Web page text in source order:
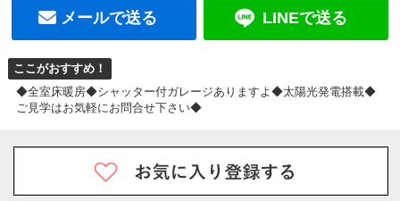
メールで送る LINEで送る
ここがおすすめ！
◆全室床暖房◆シャッター付ガレージありますよ◆太陽光発電搭載◆
ご見学はお気軽にお問合せ下さい◆